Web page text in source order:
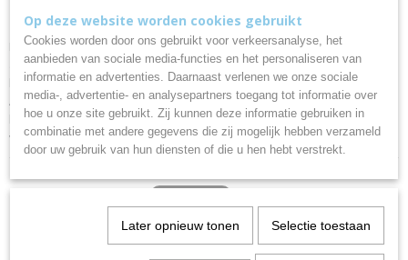
Graveerbaar Alcor 4113
Deze glasonderzetters zijn gemaakt van bamboe hout en hebben een
afmeting van ca. 10 cm. U ontvangt 4 onderzetters inclusief een
houder. De onderzetters zijn niet geschikt voor in vaatwasser.
Aangeraden wordt te reinigen met een vochtige theedoek. Materiaal:
bamboe hout. Formaat: 10 x 10 x 0,6 cm. Bamboe houten onderzetters
voor glazen/bekers.
Ook interessant
Op deze website worden cookies gebruikt
Cookies worden door ons gebruikt voor verkeersanalyse, het
aanbieden van sociale media-functies en het personaliseren van
informatie en advertenties. Daarnaast verlenen we onze sociale
media-, advertentie- en analysepartners toegang tot informatie over
hoe u onze site gebruikt. Zij kunnen deze informatie gebruiken in
combinatie met andere gegevens die zij mogelijk hebben verzameld
door uw gebruik van hun diensten of die u hen hebt verstrekt.
Later opnieuw tonen Selectie toestaan